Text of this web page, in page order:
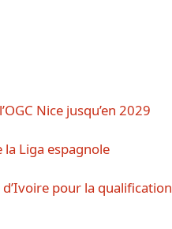
Nice jusqu’en 2029
Liga espagnole
pour la qualification